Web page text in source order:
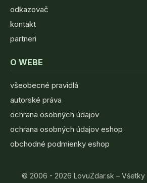
odkazovač
kontakt
partneri
O WEBE
všeobecné pravidlá
autorské práva
ochrana osobných údajov
ochrana osobných údajov eshop
obchodné podmienky eshop
© 2006 - 2026 LovuZdar.sk –